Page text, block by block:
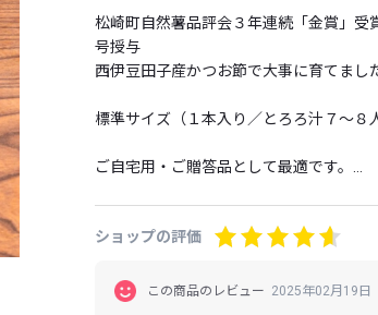
松崎町自然薯品評会３年連続「金賞」受
号授与
西伊豆田子産かつお節で大事に育てまし
標準サイズ（１本入り／とろろ汁７～８
ご自宅用・ご贈答品として最適です。
※「ご贈答用」の方は、備考欄にご記入
「ご贈答用」と記載のほどよろしくお願
ショップの評価
この商品のレビュー 2025年02月19日